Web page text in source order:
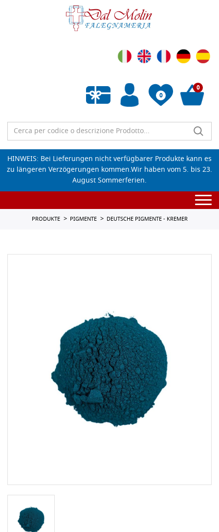
0
Wunschliste leeren
0
HINWEIS: Bei Lieferungen nicht verfügbarer Produkte kann es
zu längeren Verzögerungen kommen.Wir haben vom 5. bis 23.
August Sommerferien.
PRODUKTE PIGMENTE DEUTSCHE PIGMENTE - KREMER